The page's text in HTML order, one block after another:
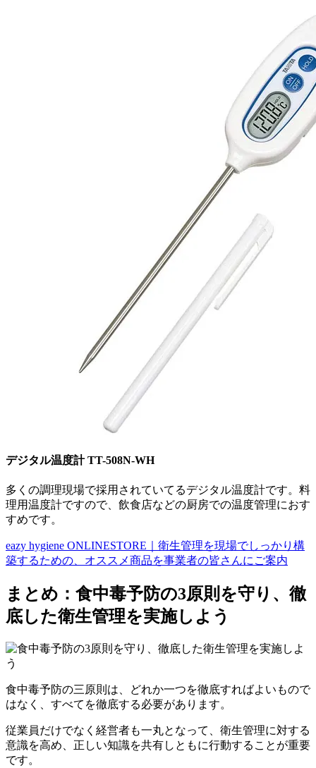
デジタル温度計 TT-508N-WH
多くの調理現場で採用されていてるデジタル温度計です。料
理用温度計ですので、飲食店などの厨房での温度管理におす
すめです。
eazy hygiene ONLINESTORE｜衛生管理を現場でしっかり構
築するための、オススメ商品を事業者の皆さんにご案内
まとめ：食中毒予防の3原則を守り、徹
底した衛生管理を実施しよう
食中毒予防の三原則は、どれか一つを徹底すればよいもので
はなく、すべてを徹底する必要があります。
従業員だけでなく経営者も一丸となって、衛生管理に対する
意識を高め、正しい知識を共有しともに行動することが重要
です。